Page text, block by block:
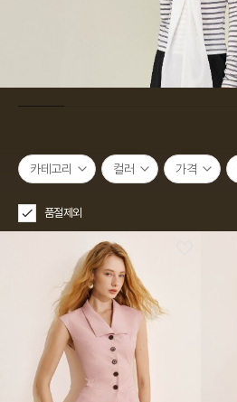
카테고리 컬러 가격
품절제외